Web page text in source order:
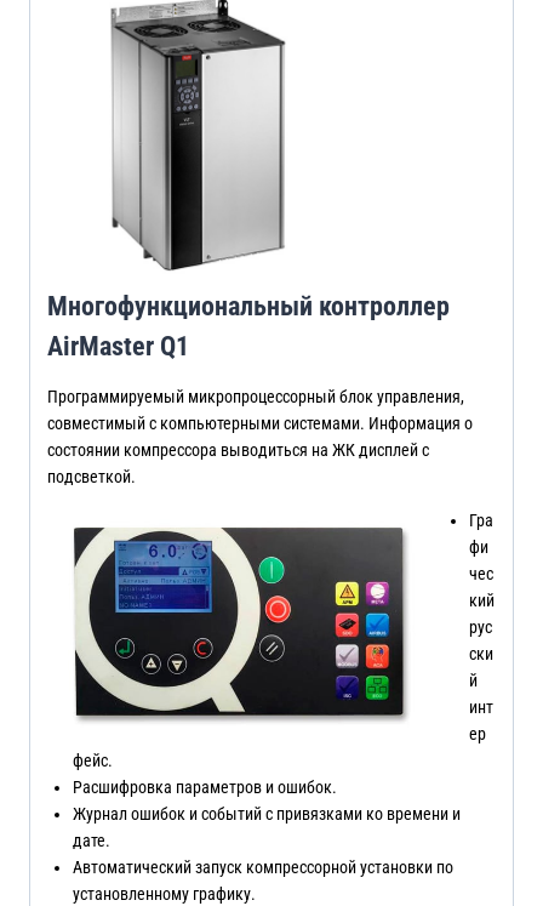
Многофункциональный контроллер
AirMaster Q1
Программируемый микропроцессорный блок управления,
совместимый с компьютерными системами. Информация о
состоянии компрессора выводиться на ЖК дисплей с
подсветкой.
Гра
фи
чес
кий
рус
ски
й
инт
ер
фейс.
Расшифровка параметров и ошибок.
Журнал ошибок и событий с привязками ко времени и
дате.
Автоматический запуск компрессорной установки по
установленному графику.